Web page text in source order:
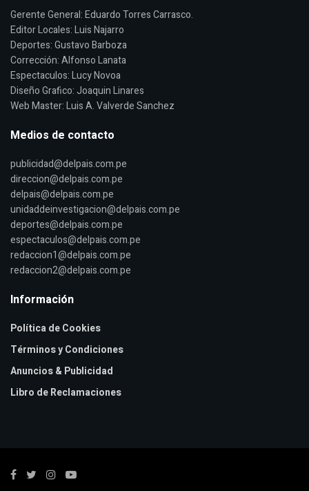
Gerente General: Eduardo Torres Carrasco.
Editor Locales: Luis Najarro
Deportes: Gustavo Barboza
Corrección: Alfonso Lanata
Espectaculos: Lucy Novoa
Diseño Grafico: Joaquin Linares
Web Master: Luis A. Valverde Sanchez
Medios de contacto
publicidad@delpais.com.pe
direccion@delpais.com.pe
delpais@delpais.com.pe
unidaddeinvestigacion@delpais.com.pe
deportes@delpais.com.pe
espectaculos@delpais.com.pe
redaccion1@delpais.com.pe
redaccion2@delpais.com.pe
Información
Política de Cookies
Términos y Condiciones
Anuncios & Publicidad
Libro de Reclamaciones